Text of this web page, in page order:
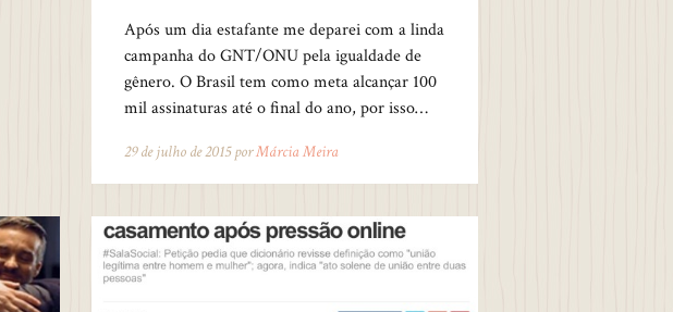
Após um dia estafante me deparei com a linda
campanha do GNT/ONU pela igualdade de
gênero. O Brasil tem como meta alcançar 100
mil assinaturas até o final do ano, por isso…
29 de julho de 2015 porMárcia Meira